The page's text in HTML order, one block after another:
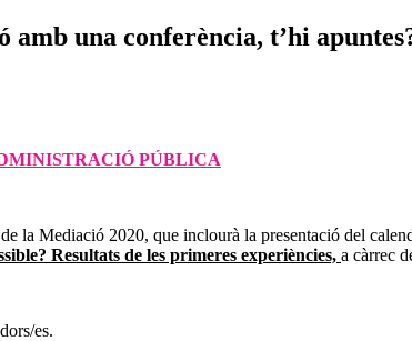
una conferència, t’hi
PÚBLICA
la Mediació 2020, que inclourà la presentació del
Resultats de les primeres experiències, a càrrec
es.